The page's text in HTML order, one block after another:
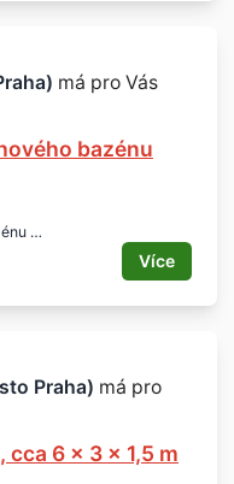
má pro Vás
bazénu
Více
Praha) má pro
6 x 3 x 1,5 m